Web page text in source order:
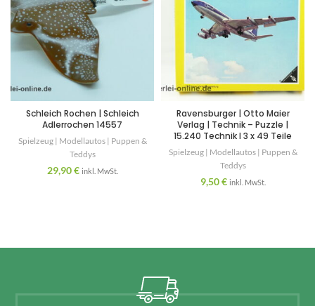
Schleich Rochen | Schleich
Adlerrochen 14557
Spielzeug | Modellautos | Puppen &
Teddys
29,90€ inkl. MwSt.
Ravensburger | Otto Maier
Verlag | Technik – Puzzle |
15.240 Technik I 3 x 49 Teile
Spielzeug | Modellautos | Puppen &
Teddys
9,50€ inkl. MwSt.